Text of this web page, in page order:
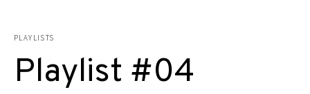
PLAYLISTS
Playlist #04